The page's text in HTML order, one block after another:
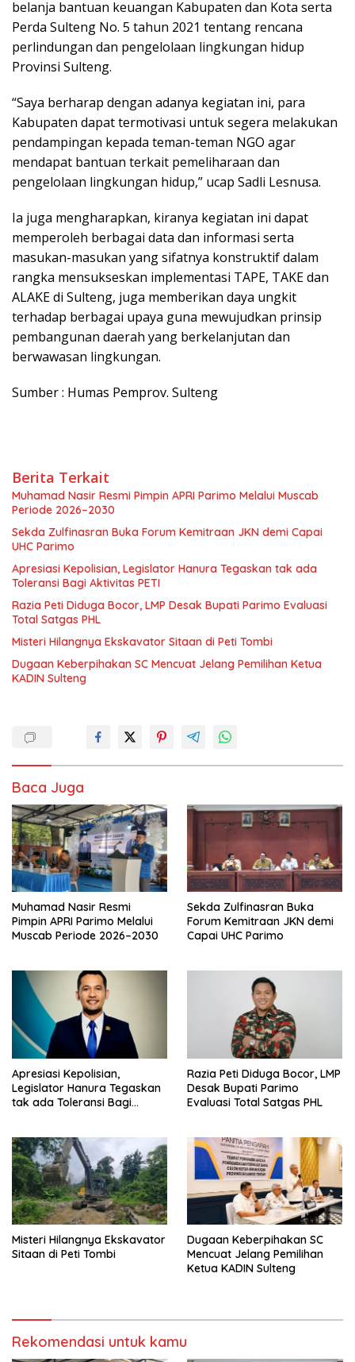
belanja bantuan keuangan Kabupaten dan Kota serta
Perda Sulteng No. 5 tahun 2021 tentang rencana
perlindungan dan pengelolaan lingkungan hidup
Provinsi Sulteng.
“Saya berharap dengan adanya kegiatan ini, para
Kabupaten dapat termotivasi untuk segera melakukan
pendampingan kepada teman-teman NGO agar
mendapat bantuan terkait pemeliharaan dan
pengelolaan lingkungan hidup,” ucap Sadli Lesnusa.
Ia juga mengharapkan, kiranya kegiatan ini dapat
memperoleh berbagai data dan informasi serta
masukan-masukan yang sifatnya konstruktif dalam
rangka mensukseskan implementasi TAPE, TAKE dan
ALAKE di Sulteng, juga memberikan daya ungkit
terhadap berbagai upaya guna mewujudkan prinsip
pembangunan daerah yang berkelanjutan dan
berwawasan lingkungan.
Sumber : Humas Pemprov. Sulteng
Berita Terkait
Muhamad Nasir Resmi Pimpin APRI Parimo Melalui Muscab
Periode 2026–2030
Sekda Zulfinasran Buka Forum Kemitraan JKN demi Capai
UHC Parimo
Apresiasi Kepolisian, Legislator Hanura Tegaskan tak ada
Toleransi Bagi Aktivitas PETI
Razia Peti Diduga Bocor, LMP Desak Bupati Parimo Evaluasi
Total Satgas PHL
Misteri Hilangnya Ekskavator Sitaan di Peti Tombi
Dugaan Keberpihakan SC Mencuat Jelang Pemilihan Ketua
KADIN Sulteng
Baca Juga
Muhamad Nasir Resmi
Pimpin APRI Parimo Melalui
Muscab Periode 2026–2030
Sekda Zulfinasran Buka
Forum Kemitraan JKN demi
Capai UHC Parimo
Apresiasi Kepolisian,
Legislator Hanura Tegaskan
tak ada Toleransi Bagi
Razia Peti Diduga Bocor, LMP
Desak Bupati Parimo
Evaluasi Total Satgas PHL
Misteri Hilangnya Ekskavator
Sitaan di Peti Tombi
Dugaan Keberpihakan SC
Mencuat Jelang Pemilihan
Ketua KADIN Sulteng
Rekomendasi untuk kamu